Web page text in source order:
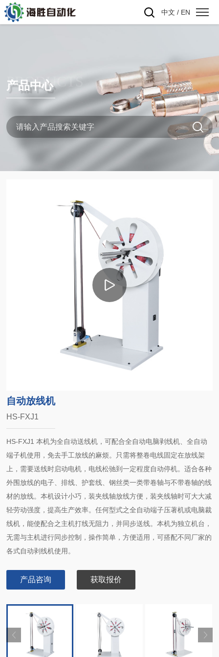
中文 / EN
PRODUCTS
产品中心
自动放线机
HS-FXJ1
HS-FXJ1 本机为全自动送线机，可配合全自动电脑剥线机、全自动
端子机使用，免去手工放线的麻烦。只需将整卷电线固定在放线架
上，需要送线时启动电机，电线松驰到一定程度自动停机。适合各种
外围放线的电子、排线、护套线、钢丝类一类带卷轴与不带卷轴的线
材的放线。本机设计小巧，装夹线轴放线方便，装夹线轴时可大大减
轻劳动强度，提高生产效率。任何型式之全自动端子压著机或电脑裁
线机，能使配合之主机打线无阻力，并同步送线。本机为独立机台，
无需与主机进行同步控制，操作简单，方便适用，可搭配不同厂家的
各式自动剥线机使用。
产品咨询 获取报价